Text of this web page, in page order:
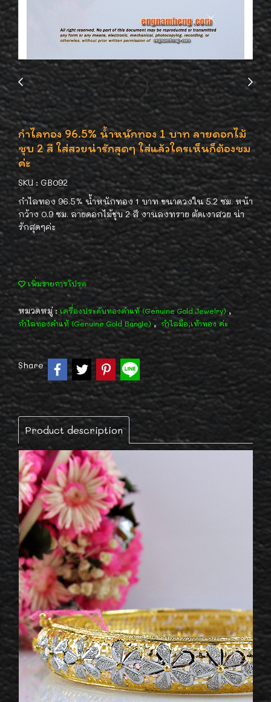
กำไลทอง 96.5% น้ำหนักทอง 1 บาท ลายดอกไม้
ชุบ 2 สี ใส่สวยน่ารักสุดๆ ใส่แล้วใครเห็นก็ต้องชม
ค่ะ
SKU : GB092
กำไลทอง 96.5% น้ำหนักทอง 1 บาท ขนาดวงใน 5.2 ซม. หน้า
กว้าง 0.9 ซม. ลายดอกไม้ชุบ 2 สี งานลงทราย ตัดเงาสวย น่า
รักสุดๆค่ะ
เพิ่มรายการโปรด
หมวดหมู่ : เครื่องประดับทองคำแท้ (Genuine Gold Jewelry) ,
กำไลทองคำแท้ (Genuine Gold Bangle) , กำไลมือ,เท้าทอง ค่ะ
Share
Product description